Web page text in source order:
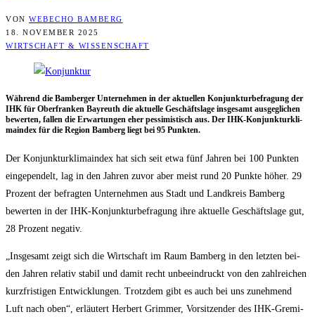
VON WEBECHO BAMBERG
18. NOVEMBER 2025
WIRTSCHAFT & WISSENSCHAFT
Wäh­rend die Bam­ber­ger Unter­neh­men in der aktu­el­len Kon­junk­tur­be­fra­gung der
IHK für Ober­fran­ken Bay­reuth die aktu­el­le Geschäfts­la­ge ins­ge­samt aus­ge­gli­chen
bewer­ten, fal­len die Erwar­tun­gen eher pes­si­mis­tisch aus. Der IHK-Kon­junk­tur­kli­
ma­in­dex für die Regi­on Bam­berg liegt bei 95 Punkten.
Der Kon­junk­tur­kli­ma­in­dex hat sich seit etwa fünf Jah­ren bei 100 Punk­ten
ein­ge­pen­delt, lag in den Jah­ren zuvor aber meist rund 20 Punk­te höher. 29
Pro­zent der befrag­ten Unter­neh­men aus Stadt und Land­kreis Bam­berg
bewer­ten in der IHK-Kon­junk­tur­be­fra­gung ihre aktu­el­le Geschäfts­la­ge gut,
28 Pro­zent negativ.
„Ins­ge­samt zeigt sich die Wirt­schaft im Raum Bam­berg in den letz­ten bei­
den Jah­ren rela­tiv sta­bil und damit recht unbe­ein­druckt von den zahl­rei­chen
kurz­fris­ti­gen Ent­wick­lun­gen. Trotz­dem gibt es auch bei uns zuneh­mend
Luft nach oben“, erläu­tert Her­bert Grim­mer, Vor­sit­zen­der des IHK-Gre­mi­